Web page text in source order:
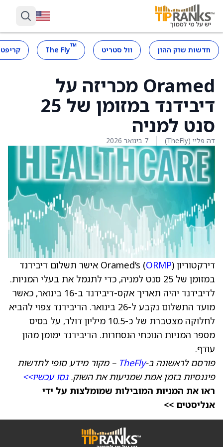
חדשות שוק ההון וול סטריט ™
The Fly
Oramed מכריזה על
דיבידנד במזומן של 25
סנט למניה
דה פליי (TheFly) 7 בינואר 2026
דירקטוריון Oramed’s ( ORMP
) אישר תשלום דיבידנד
במזומן של 25 סנט למניה, כדי לתגמל את בעלי המניות.
לדיבידנד יהיה תאריך אקס-דיבידנד ב-16 בינואר, כאשר
מועד התשלום נקבע ל-26 בינואר. הדיבידנד צפוי להביא
לחלוקה מצטברת של כ-10.5 מיליון דולר, על בסיס
מספר המניות הנוכחי הנסחרות. הדיבידנד ימומן מהון
עודף.
פורסם לראשונה ב-TheFly – מקור מידע סופי לחדשות
פיננסיות בזמן אמת שמניעות את השוק.נסו עכשיו>>
ראו את המניות המובילות שמומלצות על ידי
אנליסטים >>